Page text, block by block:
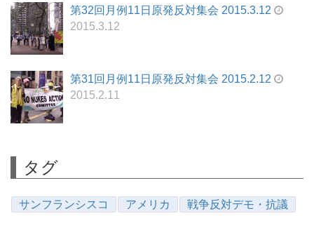
第32回月例11日原発反対集会 2015.3.12
2015.3.12
第31回月例11日原発反対集会 2015.2.12
2015.2.11
タグ
サンフランシスコ アメリカ 戦争反対デモ・抗議